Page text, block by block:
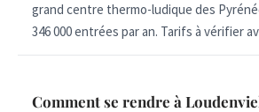
grand centre thermo-ludique des
346 000 entrées par an. Tarifs à vérifier
Comment se rendre à